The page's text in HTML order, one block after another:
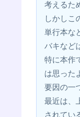
考えるた
しかしこ
単行本な
バキなど
特に本作
は思った
要因の一
最近は、
されてい